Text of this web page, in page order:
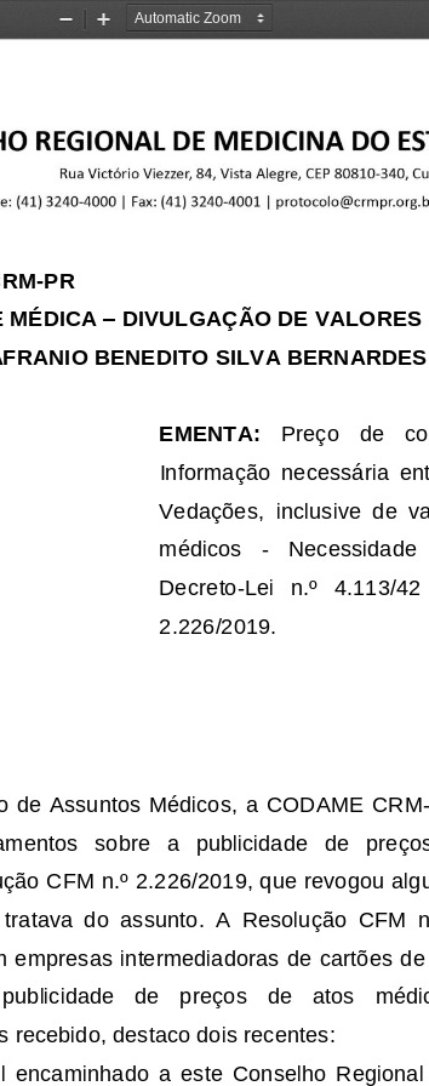
Zoom
Zoom
-PR
MÉDICA – DIVULGAÇÃO DE VALORES
BENEDITO SILVA BERNARDES
EMENTA: Preço   de
Informação  necessária
Vedações,
inclusive  de
médicos
- Necessidade
Decreto-Lei   n .º 4. 113/42
2 226/2019.
de  Assuntos  Médicos,  a CODAME  CRM-
sobre   a   publicidade   de
CFM n .º 2 226/2019, que revogou
tratava  do  assunto.  A  Resolução CFM
empresas intermediadoras de cartões
de   preços   de   atos
recebido, destaco dois recentes:
encaminhado a  este Conselho  Regional